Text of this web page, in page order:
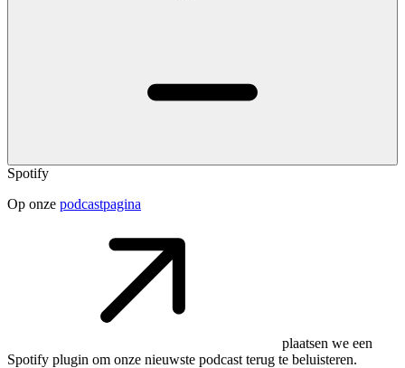
Spotify
Op onze podcastpagina
plaatsen we een
Spotify plugin om onze nieuwste podcast terug te beluisteren.